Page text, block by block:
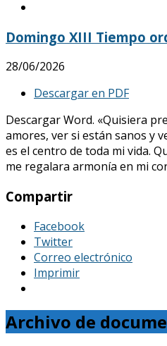
Domingo XIII Tiempo
28/06/2026
Descargar en PDF
Descargar Word. «Quisiera
amores, ver si están sanos y
es el centro de toda mi vida.
me regalara armonía en mi
Compartir
Facebook
Twitter
Correo electrónico
Imprimir
Archivo de